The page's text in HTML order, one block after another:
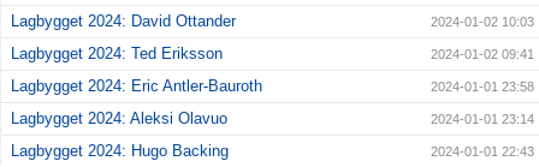
Lagbygget 2024: David Ottander 2024-01-02 10:03
Lagbygget 2024: Ted Eriksson 2024-01-02 09:41
Lagbygget 2024: Eric Antler-Bauroth 2024-01-01 23:58
Lagbygget 2024: Aleksi Olavuo 2024-01-01 23:14
Lagbygget 2024: Hugo Backing 2024-01-01 22:43